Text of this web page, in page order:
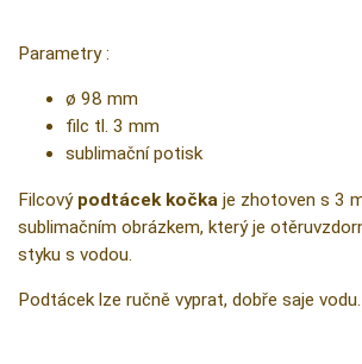
Parametry :
ø 98 mm
filc tl. 3 mm
sublimační potisk
Filcový podtácek kočka je zhotoven s 3
sublimačním obrázkem, který je
styku s vodou.
Podtácek lze ručně vyprat, dobře saje vodu.